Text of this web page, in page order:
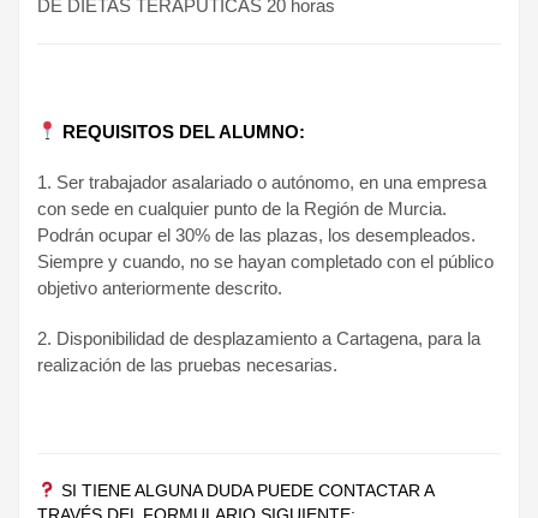
DE DIETAS TERAPUTICAS 20 horas
REQUISITOS DEL ALUMNO:
1. Ser trabajador asalariado o autónomo, en una empresa
con sede en cualquier punto de la Región de Murcia.
Podrán ocupar el 30% de las plazas, los desempleados.
Siempre y cuando, no se hayan completado con el público
objetivo anteriormente descrito.
2. Disponibilidad de desplazamiento a Cartagena, para la
realización de las pruebas necesarias.
SI TIENE ALGUNA DUDA PUEDE CONTACTAR A
TRAVÉS DEL FORMULARIO SIGUIENTE: